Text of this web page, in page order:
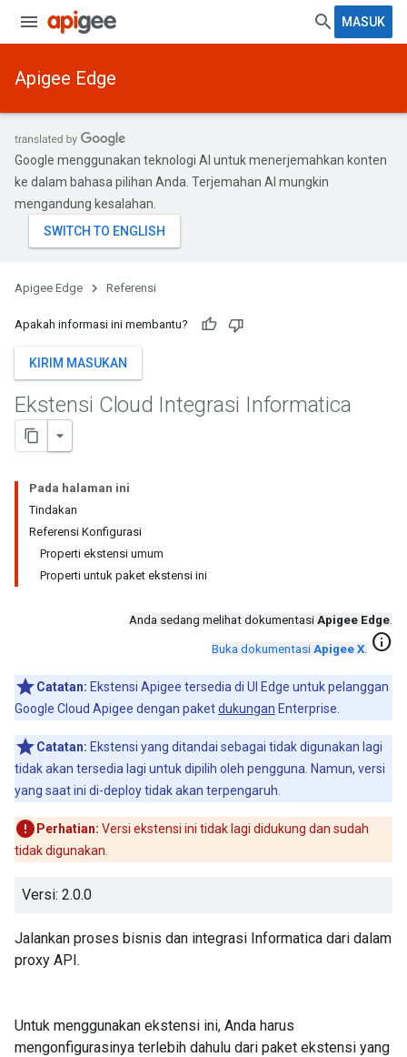
MASUK
Apigee Edge
Google menggunakan teknologi AI untuk menerjemahkan konten
ke dalam bahasa pilihan Anda. Terjemahan AI mungkin
mengandung kesalahan.
Apigee Edge Referensi
Apakah informasi ini membantu?
KIRIM MASUKAN
Ekstensi Cloud Integrasi Informatica
Pada halaman ini
Tindakan
Referensi Konfigurasi
Properti ekstensi umum
Properti untuk paket ekstensi ini
Anda sedang melihat dokumentasi Apigee Edge.
Buka dokumentasi Apigee X. info
Catatan: Ekstensi Apigee tersedia di UI Edge untuk pelanggan
Google Cloud Apigee dengan paketdukungan Enterprise.
Catatan: Ekstensi yang ditandai sebagai tidak digunakan lagi
tidak akan tersedia lagi untuk dipilih oleh pengguna. Namun, versi
yang saat ini di-deploy tidak akan terpengaruh.
Perhatian: Versi ekstensi ini tidak lagi didukung dan sudah
tidak digunakan.
Versi: 2.0.0
Jalankan proses bisnis dan integrasi Informatica dari dalam
proxy API.
Untuk menggunakan ekstensi ini, Anda harus
mengonfigurasinya terlebih dahulu dari paket ekstensi yang